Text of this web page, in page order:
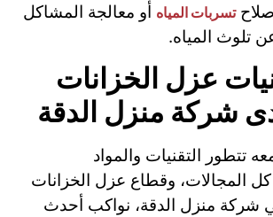
تسربات المياه أو معالجة المشاكل
تلوث المياه.
عزل الخزانات
شركة منزل الدقة
تتطور التقنيات والمواد
المجالات، وقطاع عزل الخزانات
شركة منزل الدقة، نواكب أحدث